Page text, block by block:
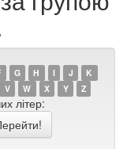
G H I J
K
V W X Y Z
літер: